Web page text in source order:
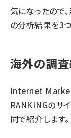
気になったので
の分析結果を3
海外の調
Internet
RANKINGのサ
同で紹介します。